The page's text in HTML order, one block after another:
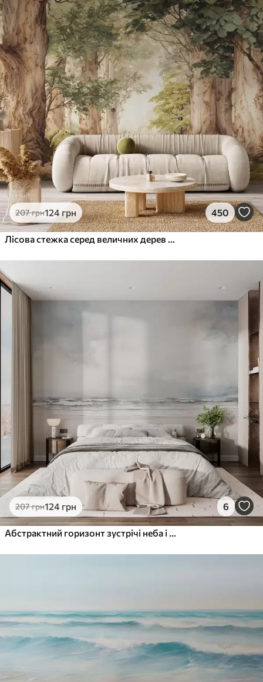
207грн124 грн 450
207грн124 грн 6